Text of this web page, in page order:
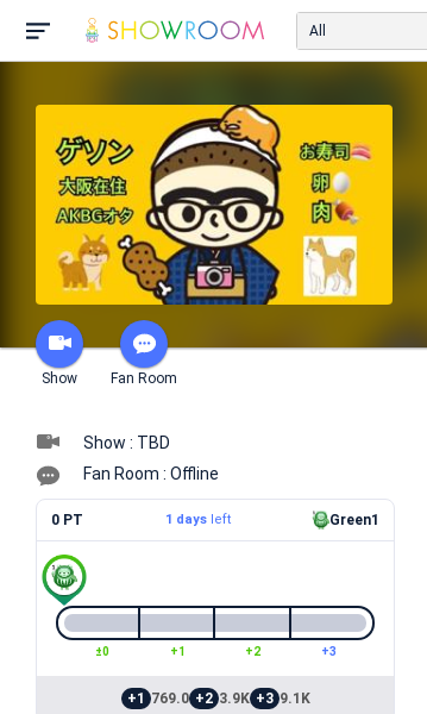
All
Show Fan Room
Show : TBD
Fan Room : Offline
0 PT 1 daysleft Green1
±0 +1 +2 +3
+1 769.0 +2 3.9K +3 9.1K